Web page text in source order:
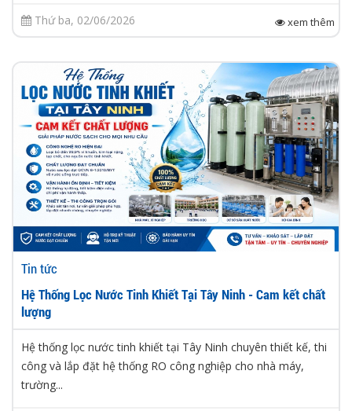
Thứ ba, 02/06/2026 xem thêm
Tin tức
Hệ Thống Lọc Nước Tinh Khiết Tại Tây Ninh - Cam kết chất
lượng
Hệ thống lọc nước tinh khiết tại Tây Ninh chuyên thiết kế, thi
công và lắp đặt hệ thống RO công nghiệp cho nhà máy,
trường...